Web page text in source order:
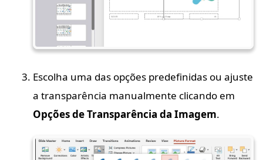
Escolha uma das opções predefinidas ou ajuste
a transparência manualmente clicando em
Opções de Transparência da Imagem.